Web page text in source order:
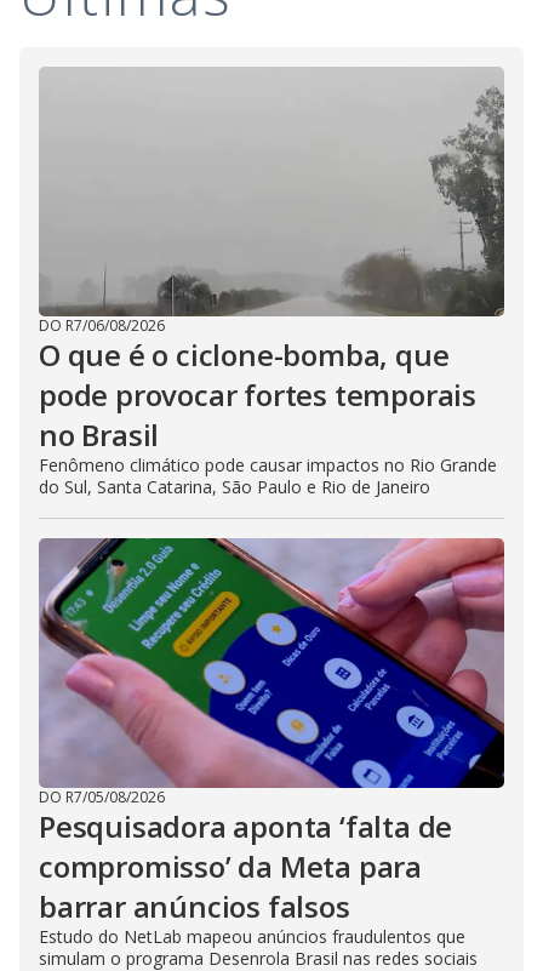
i
o
DO R7/06/08/2026
O que é o ciclone-bomba, que
pode provocar fortes temporais
no Brasil
Fenômeno climático pode causar impactos no Rio Grande
do Sul, Santa Catarina, São Paulo e Rio de Janeiro
DO R7/05/08/2026
Pesquisadora aponta ‘falta de
compromisso’ da Meta para
barrar anúncios falsos
Estudo do NetLab mapeou anúncios fraudulentos que
simulam o programa Desenrola Brasil nas redes sociais